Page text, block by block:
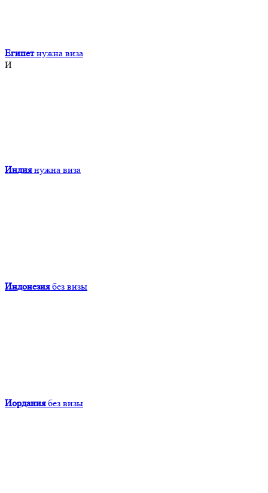
Египет нужна виза
И
Индия нужна виза
Индонезия без визы
Иордания без визы